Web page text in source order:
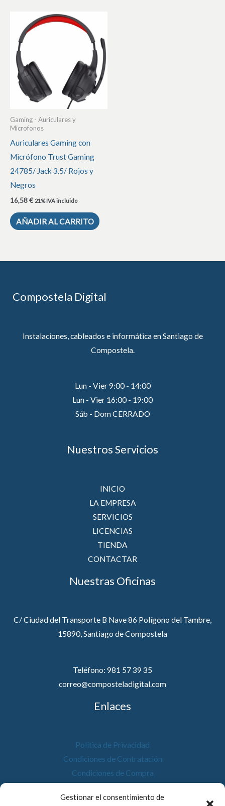
Gestionar el consentimiento de
Gaming - Auriculares y
Microfonos
Auriculares Gaming con
Micrófono Trust Gaming
24785/ Jack 3.5/ Rojos y
Negros
16,58€ 21% IVA incluido
AÑADIR AL CARRITO
Compostela Digital
Instalaciones, cableados e informática en Santiago de
Compostela.
Lun - Vier 9:00 - 14:00
Lun - Vier 16:00 - 19:00
Sáb - Dom CERRADO
Nuestros Servicios
INICIO
LA EMPRESA
SERVICIOS
LICENCIAS
TIENDA
CONTACTAR
Nuestras Oficinas
C/ Ciudad del Transporte B Nave 86 Polígono del Tambre,
15890, Santiago de Compostela
Teléfono: 981 57 39 35
correo@composteladigital.com
Enlaces
Política de Privacidad
Condiciones de Contratación
Condiciones de Compra
Política de Cookies